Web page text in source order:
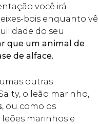
você irá
bois enquanto vê
do seu
que um animal de
de alface.
outras
o leão marinho,
, ou como os
marinhos e